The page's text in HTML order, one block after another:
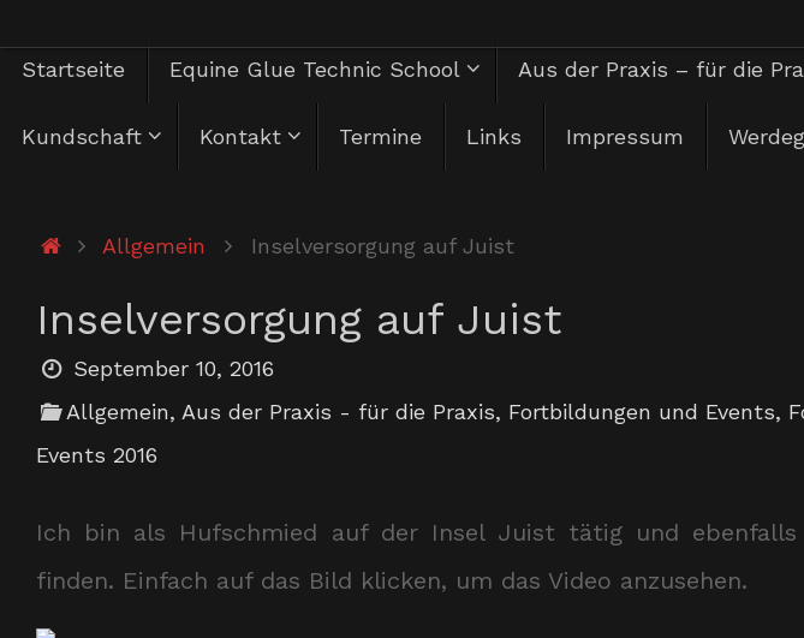
Zum
Zum
InhaltStartseite Equine Glue Technic School Aus der Praxis – für die
Kundschaft Kontakt Termine Links Impressum
StartAllgemein Inselversorgung auf Juist
Inselversorgung auf Juist
September 10, 2016
Allgemein, Aus der Praxis - für die Praxis, Fortbildungen und Events,
Events 2016
Ich bin als Hufschmied auf der Insel Juist tätig und
finden. Einfach auf das Bild klicken, um das Video anzusehen.